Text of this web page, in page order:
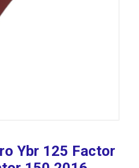
Ybr 125 Factor